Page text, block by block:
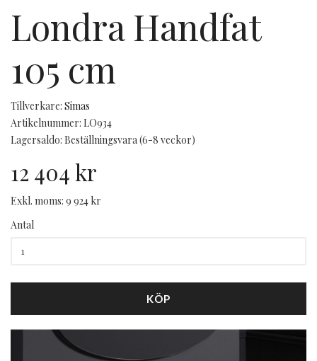
Londra Handfat
105 cm
Tillverkare: Simas
Artikelnummer: LO934
Lagersaldo: Beställningsvara (6-8 veckor)
12 404 kr
Exkl. moms: 9 924 kr
Antal
KÖP